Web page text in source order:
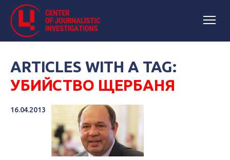
ARTICLES WITH A TAG:
УБИЙСТВО ЩЕРБАНЯ
16.04.2013